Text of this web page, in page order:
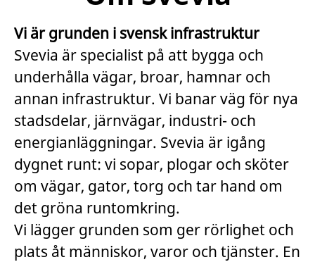
Vi är grunden i svensk infrastruktur
Svevia är specialist på att bygga och
underhålla vägar, broar, hamnar och
annan infrastruktur. Vi banar väg för nya
stadsdelar, järnvägar, industri- och
energianläggningar. Svevia är igång
dygnet runt: vi sopar, plogar och sköter
om vägar, gator, torg och tar hand om
det gröna runtomkring.
Vi lägger grunden som ger rörlighet och
plats åt människor, varor och tjänster. En